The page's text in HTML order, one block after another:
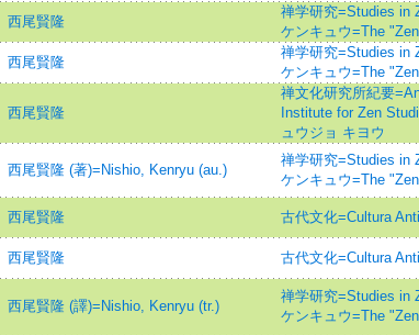
西尾賢隆
禅学研究=Studies in
ケンキュウ=The
西尾賢隆
禅学研究=Studies in
ケンキュウ=The
西尾賢隆
禅文化研究所紀要
Institute for Zen
ュウジョ キヨウ
西尾賢隆 (著)=Nishio, Kenryu (au.)
禅学研究=Studies in
ケンキュウ=The
西尾賢隆 古代文化=Cultura
西尾賢隆 古代文化=Cultura
西尾賢隆 (譯)=Nishio, Kenryu (tr.)
禅学研究=Studies in
ケンキュウ=The